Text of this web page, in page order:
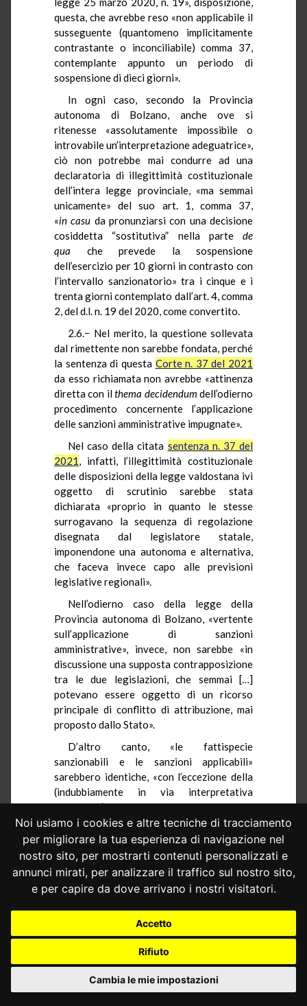
Noi usiamo i cookies e altre tecniche di tracciamento
per migliorare la tua esperienza di navigazione nel
nostro sito, per mostrarti contenuti personalizzati e
annunci mirati, per analizzare il traffico sul nostro sito,
e per capire da dove arrivano i nostri visitatori.
Accetto
Rifiuto
Cambia le mie impostazioni
questa, che avrebbe reso «non applicabile il
susseguente (quantomeno implicitamente
contrastante o inconciliabile) comma 37,
contemplante appunto un periodo di
sospensione di dieci giorni».
In ogni caso, secondo la Provincia
autonoma di Bolzano, anche ove si
ritenesse «assolutamente impossibile o
introvabile un’interpretazione adeguatrice»,
ciò non potrebbe mai condurre ad una
declaratoria di illegittimità costituzionale
dell’intera legge provinciale, «ma semmai
unicamente» del suo art. 1, comma 37,
«incasu da pronunziarsi con una decisione
cosiddetta “sostitutiva” nella parte de
qua che prevede la sospensione
dell’esercizio per 10 giorni in contrasto con
l’intervallo sanzionatorio» tra i cinque e i
trenta giorni contemplato dall’art. 4, comma
2, del d.l. n. 19 del 2020, come convertito.
2.6.− Nel merito, la questione sollevata
dal rimettente non sarebbe fondata, perché
la sentenza di questa Corte n. 37 del 2021
da esso richiamata non avrebbe «attinenza
diretta con ilthema decidendum dell’odierno
procedimento concernente l’applicazione
delle sanzioni amministrative impugnate».
Nel caso della citata sentenza n. 37 del
2021, infatti, l’illegittimità costituzionale
delle disposizioni della legge valdostana ivi
oggetto di scrutinio sarebbe stata
dichiarata «proprio in quanto le stesse
surrogavano la sequenza di regolazione
disegnata dal legislatore statale,
imponendone una autonoma e alternativa,
che faceva invece capo alle previsioni
legislative regionali».
Nell’odierno caso della legge della
Provincia autonoma di Bolzano, «vertente
sull’applicazione di sanzioni
amministrative», invece, non sarebbe «in
discussione una supposta contrapposizione
tra le due legislazioni, che semmai […]
potevano essere oggetto di un ricorso
principale di conflitto di attribuzione, mai
proposto dallo Stato».
D’altro canto, «le fattispecie
sanzionabili e le sanzioni applicabili»
sarebbero identiche, «con l’eccezione della
(indubbiamente in via interpretativa
superabile) differenza sulla cornice
edittale», di cui all’art. 1, comma 37, della
legge prov. Bolzano n. 4 del 2020.
3.− Si è costituito in giudizio M. B.,
opponente in uno dei due procedimenti
riuniti nel giudizioa quo, instando per
questione sollevata dal rimettente.
3.1.− Secondo la parte privata,
l’invasione della competenza legislativa
internazionale si evincerebbe non solo dalla